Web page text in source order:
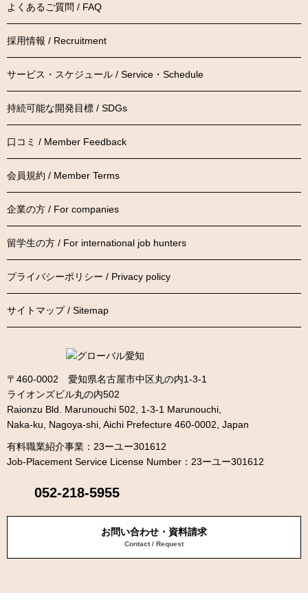
よくあるご質問 / FAQ
採用情報 / Recruitment
サービス・スケジュール / Service・Schedule
持続可能な開発目標 / SDGs
口コミ / Member Feedback
会員規約 / Member Terms
企業の方 / For companies
留学生の方 / For international job hunters
プライバシーポリシー / Privacy policy
サイトマップ / Sitemap
〒460-0002 愛知県名古屋市中区丸の内1-3-1
ライオンズビル丸の内502
Raionzu Bld. Marunouchi 502, 1-3-1 Marunouchi,
Naka-ku, Nagoya-shi, Aichi Prefecture 460-0002, Japan
有料職業紹介事業：23ーユー301612
Job-Placement Service License Number：23ーユー301612
052-218-5955
お問い合わせ・資料請求
Contact / Request